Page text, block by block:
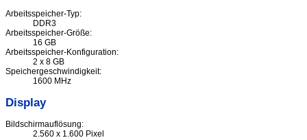
Arbeitsspeicher-Typ:
DDR3
Arbeitsspeicher-Größe:
16 GB
Arbeitsspeicher-Konfiguration:
2 x 8 GB
Speichergeschwindigkeit:
1600 MHz
Display
Bildschirmauflösung:
2.560 x 1.600 Pixel